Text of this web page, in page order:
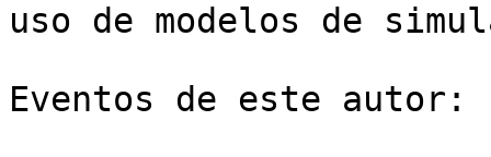
uso de modelos de
Eventos de este autor: